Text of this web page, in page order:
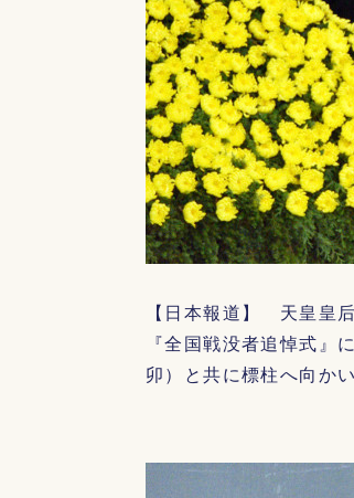
【日本報道】 天皇皇
『全国戦没者追悼式』
卯）と共に標柱へ向か